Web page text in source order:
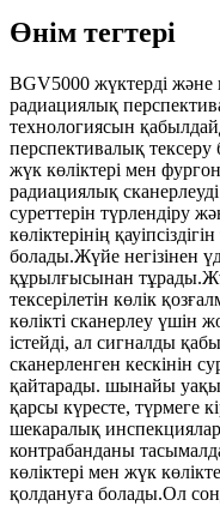
Өнім тегтері
BGV5000 жүктерді және
радиациялық
технологиясын
перспективалық тексеру
жүк көліктері мен
радиациялық
суреттерін түрлендіру
көліктерінің
болады.Жүйе негізінен
құрылғысынан
тексерілетін көлік
көлікті сканерлеу
істейді, ал сигналды
сканерленген кескінін
қайтарады. шынайы
қарсы күресте, түрмеге
шекаралық
контрабанданы
көліктері мен жүк
қолдануға болады.Ол